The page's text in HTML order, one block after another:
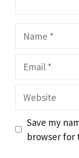
Website
Save my
browser for